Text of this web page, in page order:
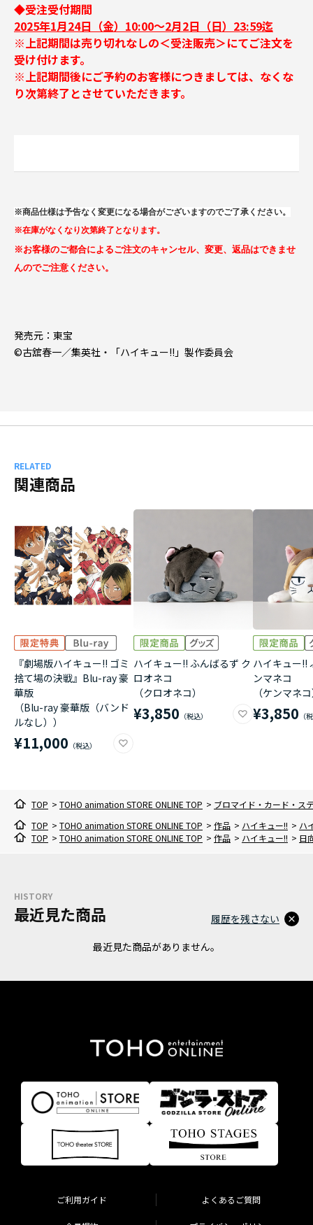
◆受注受付期間
2025年1月24日（金）10:00～2月2日（日）23:59迄
※上記期間は売り切れなしの＜受注販売＞にてご注文を
受け付けます。
※上記期間後にご予約のお客様につきましては、なくな
り次第終了とさせていただきます。
※商品仕様は予告なく変更になる場合がございますのでご了承ください。
※在庫がなくなり次第終了となります。
※お客様のご都合によるご注文のキャンセル、変更、返品はできませ
んのでご注意ください。
発売元：東宝
©古舘春一／集英社・「ハイキュー!!」製作委員会
RELATED
関連商品
『劇場版ハイキュー!! ゴミ
捨て場の決戦』Blu-ray 豪
華版
（Blu-ray 豪華版（バンド
ルなし））
¥11,000
ハイキュー!! ふんばるず ク
ロオネコ
（クロオネコ）
¥3,850
ハイキュー!!
ンマネコ
（ケンマネ
¥3,850
TOP > TOHO animation STORE ONLINE TOP > ブロマイド・カード・ス
TOP > TOHO animation STORE ONLINE TOP > 作品 > ハイキュー!! > ハ
TOP > TOHO animation STORE ONLINE TOP > 作品 > ハイキュー!! > 日
HISTORY
最近見た商品
最近見た商品がありません。
履歴を残さない
ご利用ガイド よくあるご質問